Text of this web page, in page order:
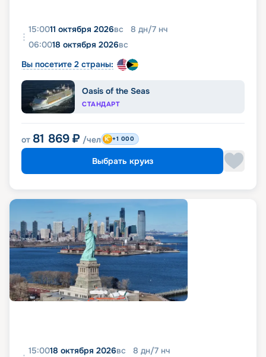
15:0011 октября 2026вс 8 дн/7 нч
06:0018 октября 2026вс
Вы посетите 2 страны:
Oasis of the Seas
СТАНДАРТ
от 81 869 ₽ /чел +1 000
Выбрать круиз
15:0018 октября 2026вс 8 дн/7 нч